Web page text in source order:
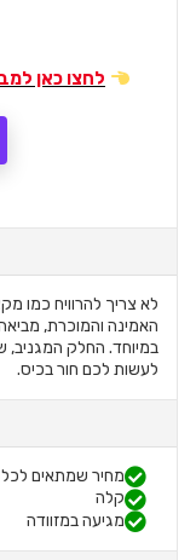
לחצו כאן
לא צריך להרוויח כמו
האמינה והמוכרת,
במיוחד. החלק
לעשות לכם חור בכיס.
מחיר שמתאים
קלה
מגיעה במזוודה